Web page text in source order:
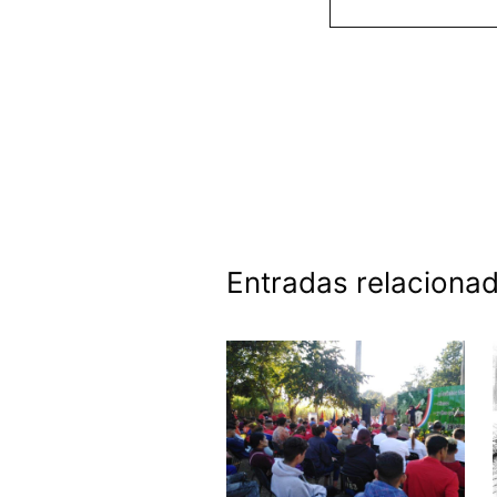
Entradas